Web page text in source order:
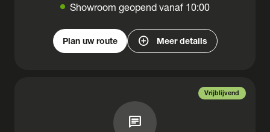
Showroom geopend vanaf 10:00
Plan uw route add_circle Meer details
Vrijblijvend
chat